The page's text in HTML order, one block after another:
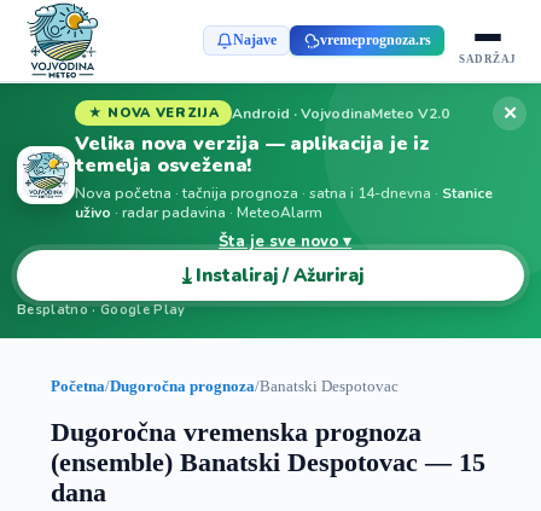
Najave vremeprognoza.rs
SADRŽAJ
★ NOVA VERZIJA Android · VojvodinaMeteo V2.0
Velika nova verzija — aplikacija je iz
temelja osvežena!
Nova početna · tačnija prognoza · satna i 14-dnevna · Stanice
uživo · radar padavina · MeteoAlarm
Šta je sve novo ▾
⤓ Instaliraj / Ažuriraj
Besplatno · Google Play
✕
Početna/Dugoročna prognoza/Banatski Despotovac
Dugoročna vremenska prognoza
(ensemble) Banatski Despotovac — 15
dana